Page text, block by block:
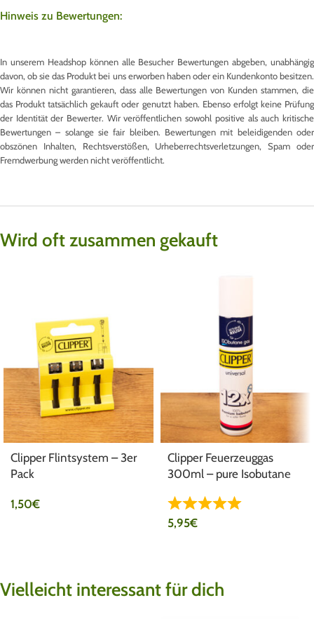
Hinweis zu Bewertungen:
In unserem Headshop können alle Besucher Bewertungen abgeben, unabhängig
davon, ob sie das Produkt bei uns erworben haben oder ein Kundenkonto besitzen.
Wir können nicht garantieren, dass alle Bewertungen von Kunden stammen, die
das Produkt tatsächlich gekauft oder genutzt haben. Ebenso erfolgt keine Prüfung
der Identität der Bewerter. Wir veröffentlichen sowohl positive als auch kritische
Bewertungen – solange sie fair bleiben. Bewertungen mit beleidigenden oder
obszönen Inhalten, Rechtsverstößen, Urheberrechtsverletzungen, Spam oder
Fremdwerbung werden nicht veröffentlicht.
Wird oft zusammen gekauft
Clipper Flintsystem – 3er
Pack
1,50€
Clipper Feuerzeuggas
300ml – pure Isobutane
5,95€
Vielleicht interessant für dich